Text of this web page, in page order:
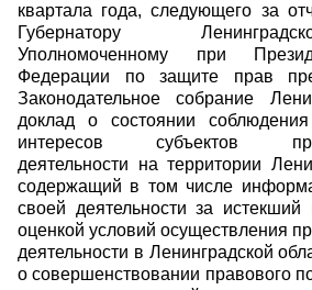
квартала года, следующего за
Губернатору
Уполномоченному при
Федерации по защите прав
Законодательное собрание
доклад о состоянии
интересов субъектов
деятельности на территории
содержащий в том числе
своей деятельности за
оценкой условий осуществления
деятельности в Ленинградской
о совершенствовании правового